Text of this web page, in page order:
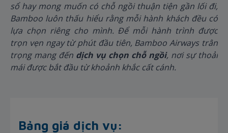
sổ hay mong muốn có chỗ ngồi thuận tiện gần lối đi,
Bamboo luôn thấu hiểu rằng mỗi hành khách đều có
lựa chọn riêng cho mình. Để mỗi hành trình được
trọn vẹn ngay từ phút đầu tiên, Bamboo Airways trân
trọng mang đến dịch vụ chọn chỗ ngồi, nơi sự thoải
mái được bắt đầu từ khoảnh khắc cất cánh.
Bảng giá dịch vụ: